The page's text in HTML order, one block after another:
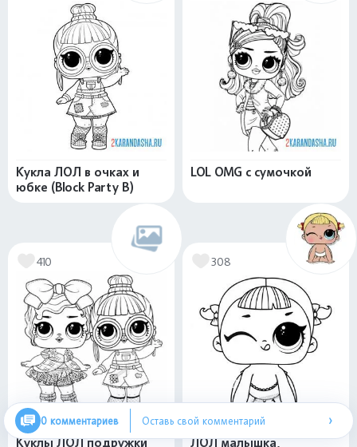
Кукла ЛОЛ в очках и
юбке (Block Party B)
LOL OMG с сумочкой
410
Куклы ЛОЛ подружки
308
ЛОЛ малышка,
0 комментариев Оставь свой комментарий ›